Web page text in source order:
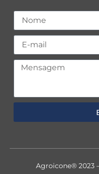
Agroicone® 2023